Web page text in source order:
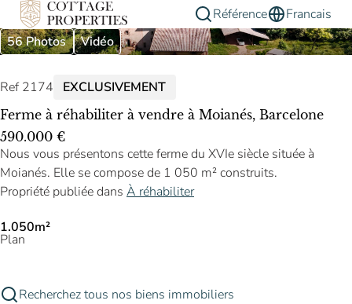
Référence
Francais
56 Photos
Vidéo
Ref 2174 EXCLUSIVEMENT
Ferme à réhabiliter à vendre à Moianés, Barcelone
590.000 €
Nous vous présentons cette ferme du XVIe siècle située à
Moianés. Elle se compose de 1 050 m² construits.
Propriété publiée dans À réhabiliter
1.050m²
Plan
Recherchez tous nos biens immobiliers